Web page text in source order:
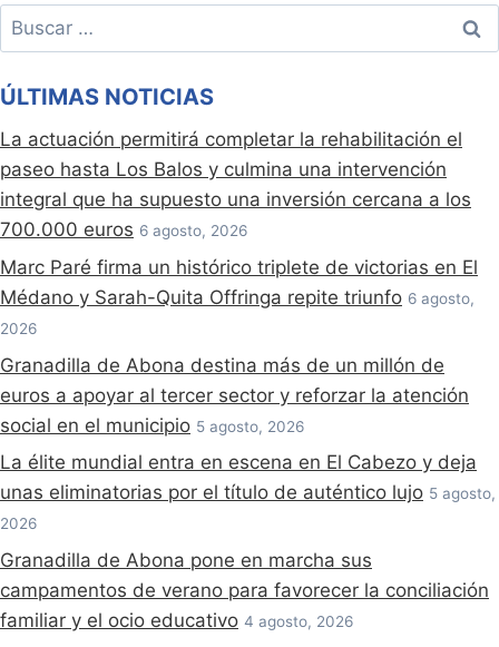
Buscar:
ÚLTIMAS NOTICIAS
La actuación permitirá completar la rehabilitación el
paseo hasta Los Balos y culmina una intervención
integral que ha supuesto una inversión cercana a los
700.000 euros 6 agosto, 2026
Marc Paré firma un histórico triplete de victorias en El
Médano y Sarah-Quita Offringa repite triunfo 6 agosto,
2026
Granadilla de Abona destina más de un millón de
euros a apoyar al tercer sector y reforzar la atención
social en el municipio 5 agosto, 2026
La élite mundial entra en escena en El Cabezo y deja
unas eliminatorias por el título de auténtico lujo 5 agosto,
2026
Granadilla de Abona pone en marcha sus
campamentos de verano para favorecer la conciliación
familiar y el ocio educativo 4 agosto, 2026